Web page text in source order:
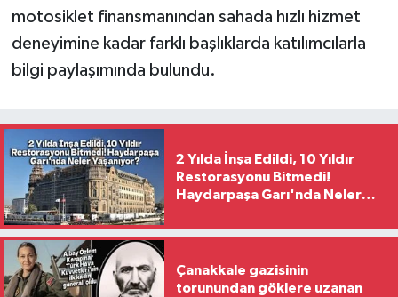
motosiklet finansmanından sahada hızlı hizmet
deneyimine kadar farklı başlıklarda katılımcılarla
bilgi paylaşımında bulundu.
2 Yılda İnşa Edildi, 10 Yıldır
Restorasyonu Bitmedi!
Haydarpaşa Garı'nda Neler
Çanakkale gazisinin
torunundan göklere uzanan